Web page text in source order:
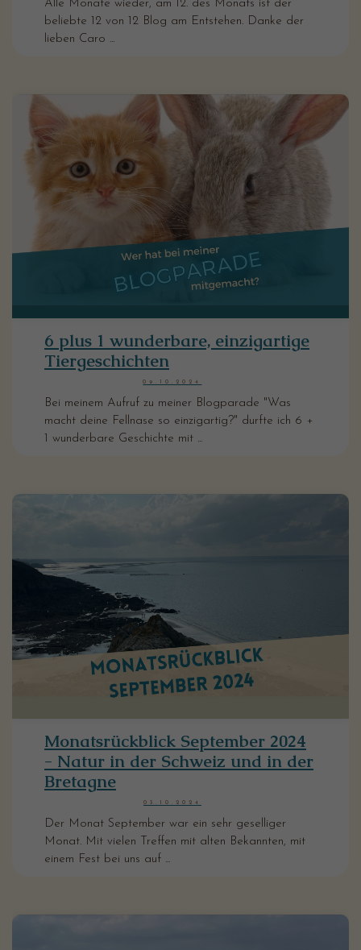
Alle Monate wieder, am 12. des Monats ist der
beliebte 12 von 12 Blog am Entstehen. Danke der
lieben Caro ...
6 plus 1 wunderbare, einzigartige
Tiergeschichten
09.10.2024
Bei meinem Aufruf zu meiner Blogparade "Was
macht deine Fellnase so einzigartig?" durfte ich 6 +
1 wunderbare Geschichte mit ...
Monatsrückblick September 2024
- Natur in der Schweiz und in der
Bretagne
03.10.2024
Der Monat September war ein sehr geselliger
Monat. Mit vielen Treffen mit alten Bekannten, mit
einem Fest bei uns auf ...